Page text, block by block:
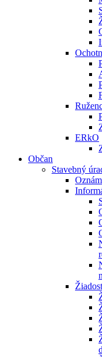
ERkO
Občan
Stavebný